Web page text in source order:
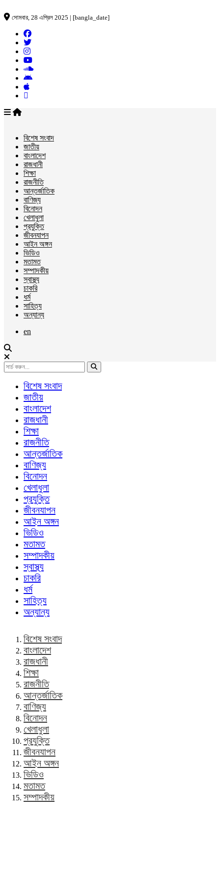
সোমবার, 28 এপ্রিল 2025 | [bangla_date]
বিশেষ সংবাদ
জাতীয়
বাংলাদেশ
রাজধানী
শিক্ষা
রাজনীতি
আন্তর্জাতিক
বাণিজ্য
বিনোদন
খেলাধুলা
প্রযুক্তি
জীবনযাপন
আইন অঙ্গন
ভিডিও
মতামত
সম্পাদকীয়
স্বাস্থ্য
চাকরি
ধর্ম
সাহিত্য
অন্যান্য
en
বিশেষ সংবাদ
জাতীয়
বাংলাদেশ
রাজধানী
শিক্ষা
রাজনীতি
আন্তর্জাতিক
বাণিজ্য
বিনোদন
খেলাধুলা
প্রযুক্তি
জীবনযাপন
আইন অঙ্গন
ভিডিও
মতামত
সম্পাদকীয়
স্বাস্থ্য
চাকরি
ধর্ম
সাহিত্য
অন্যান্য
বিশেষ সংবাদ
বাংলাদেশ
রাজধানী
শিক্ষা
রাজনীতি
আন্তর্জাতিক
বাণিজ্য
বিনোদন
খেলাধুলা
প্রযুক্তি
জীবনযাপন
আইন অঙ্গন
ভিডিও
মতামত
সম্পাদকীয়